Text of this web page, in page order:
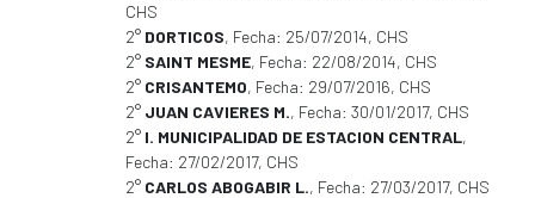
CHS
2° DORTICOS, Fecha: 25/07/2014, CHS
2° SAINT MESME, Fecha: 22/08/2014, CHS
2° CRISANTEMO, Fecha: 29/07/2016, CHS
2° JUAN CAVIERES M., Fecha: 30/01/2017, CHS
2° I. MUNICIPALIDAD DE ESTACION CENTRAL,
Fecha: 27/02/2017, CHS
2° CARLOS ABOGABIR L., Fecha: 27/03/2017, CHS